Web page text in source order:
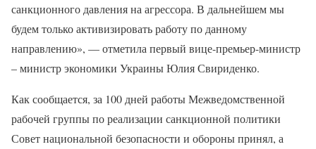
санкционного давления на агрессора. В дальнейшем мы
будем только активизировать работу по данному
направлению», — отметила первый вице-премьер-министр
– министр экономики Украины Юлия Свириденко.
Как сообщается, за 100 дней работы Межведомственной
рабочей группы по реализации санкционной политики
Совет национальной безопасности и обороны принял, а